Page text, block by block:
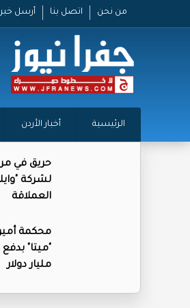
من نحن اتصل بنا أرسل
الرئيسية أخبار الأردن
حريق في
لشركة
العملاقة
محكمة
"ميتا"
مليار دولار